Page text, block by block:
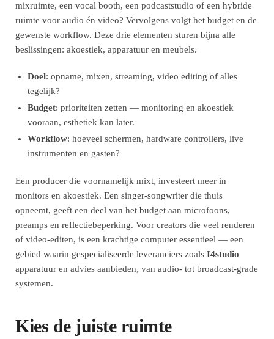
mixruimte, een vocal booth, een podcaststudio of een hybride
ruimte voor audio én video? Vervolgens volgt het budget en de
gewenste workflow. Deze drie elementen sturen bijna alle
beslissingen: akoestiek, apparatuur en meubels.
Doel: opname, mixen, streaming, video editing of alles
tegelijk?
Budget: prioriteiten zetten — monitoring en akoestiek
vooraan, esthetiek kan later.
Workflow: hoeveel schermen, hardware controllers, live
instrumenten en gasten?
Een producer die voornamelijk mixt, investeert meer in
monitors en akoestiek. Een singer-songwriter die thuis
opneemt, geeft een deel van het budget aan microfoons,
preamps en reflectiebeperking. Voor creators die veel renderen
of video-editen, is een krachtige computer essentieel — een
gebied waarin gespecialiseerde leveranciers zoals I4studio
apparatuur en advies aanbieden, van audio- tot broadcast-grade
systemen.
Kies de juiste ruimte